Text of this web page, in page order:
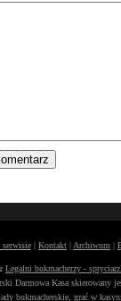
serwisie | Kontakt | Archiwum |
Legalni bukmacherzy -
Darmowa Kasa skierowany
bukmacherskie, grać w